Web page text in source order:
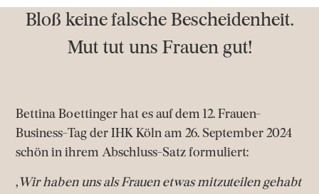
Bloß keine falsche Bescheidenheit.
Mut tut uns Frauen gut!
Bettina Boettinger hat es auf dem 12. Frauen-
Business-Tag der IHK Köln am 26. September 2024
schön in ihrem Abschluss-Satz formuliert:
‚ Wir haben uns als Frauen etwas mitzuteilen gehabt